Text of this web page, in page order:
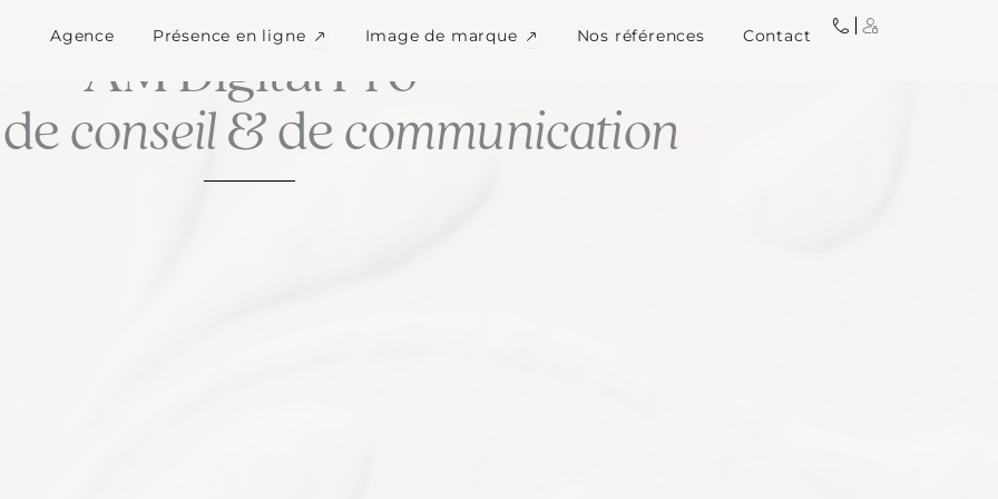
Agence Présence en ligne Ouvrir Présence en ligne
Image de marque Ouvrir Image de marque
Nos références Contact
LA CULTURE DU SUR MESURE
AM Digital Pro
conseil & de communication